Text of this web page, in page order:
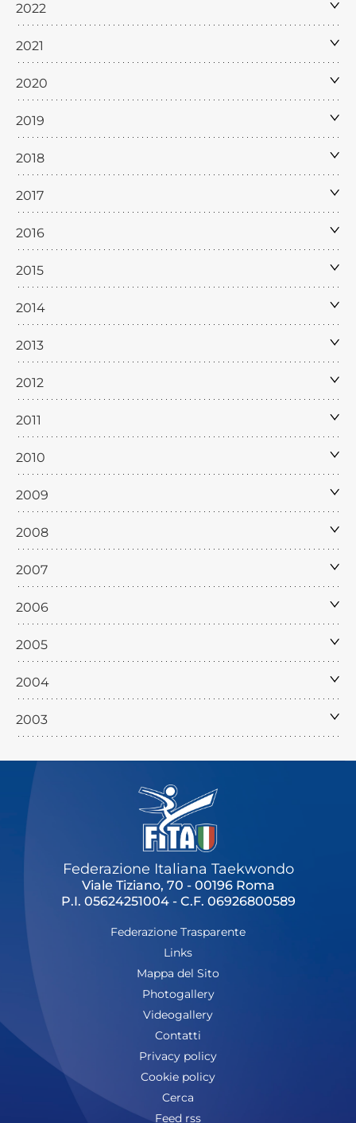
2022
2021
2020
2019
2018
2017
2016
2015
2014
2013
2012
2011
2010
2009
2008
2007
2006
2005
2004
2003
Federazione Italiana Taekwondo
Viale Tiziano, 70 - 00196 Roma
P.I. 05624251004 - C.F. 06926800589
Federazione Trasparente
Links
Mappa del Sito
Photogallery
Videogallery
Contatti
Privacy policy
Cookie policy
Cerca
Feed rss